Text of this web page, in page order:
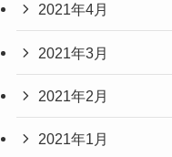
2021年4月
2021年3月
2021年2月
2021年1月